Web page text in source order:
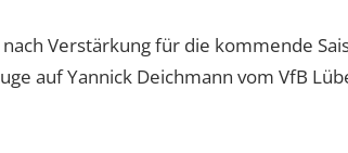
Verstärkung für die kommende
auf Yannick Deichmann vom VfB